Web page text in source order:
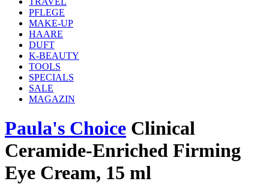
PFLEGE
MAKE-UP
HAARE
DUFT
K-BEAUTY
TOOLS
SPECIALS
SALE
MAGAZIN
Paula's Choice Clinical
Ceramide-Enriched Firming
Eye Cream, 15 ml